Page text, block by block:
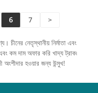
6 7 >
চীনের নেতৃস্থানীয় নির্মাতা এবং
কম দাম অফার করি খাদ্য ট্রাক৷
অংশীদার হওয়ার জন্য উন্মুখ!